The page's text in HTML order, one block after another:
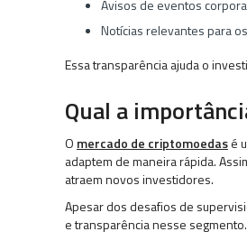
Avisos de eventos
Notícias relevantes para
Essa transparência ajuda o
Qual a
O mercado de criptomoedasé
adaptem de maneira rápida.
atraem novos investidores.
Apesar dos desafios de
e transparência nesse